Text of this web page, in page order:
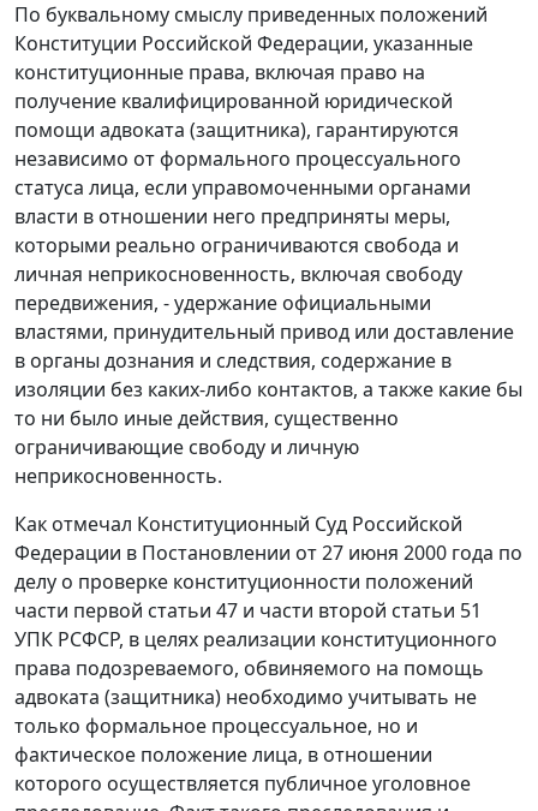
По буквальному смыслу приведенных положений
Конституции Российской Федерации, указанные
конституционные права, включая право на
получение квалифицированной юридической
помощи адвоката (защитника), гарантируются
независимо от формального процессуального
статуса лица, если управомоченными органами
власти в отношении него предприняты меры,
которыми реально ограничиваются свобода и
личная неприкосновенность, включая свободу
передвижения, - удержание официальными
властями, принудительный привод или доставление
в органы дознания и следствия, содержание в
изоляции без каких-либо контактов, а также какие бы
то ни было иные действия, существенно
ограничивающие свободу и личную
неприкосновенность.
Как отмечал Конституционный Суд Российской
Федерации в Постановлении от 27 июня 2000 года по
делу о проверке конституционности положений
части первой статьи 47 и части второй статьи 51
УПК РСФСР, в целях реализации конституционного
права подозреваемого, обвиняемого на помощь
адвоката (защитника) необходимо учитывать не
только формальное процессуальное, но и
фактическое положение лица, в отношении
которого осуществляется публичное уголовное